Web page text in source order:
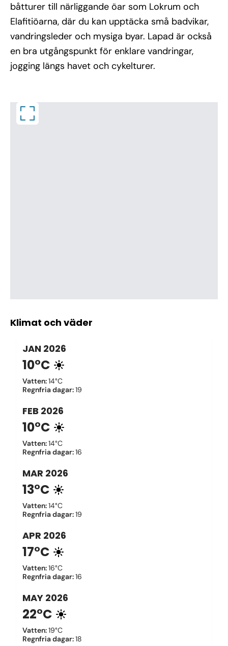
båtturer till närliggande öar som Lokrum och
Elafitiöarna, där du kan upptäcka små badvikar,
vandringsleder och mysiga byar. Lapad är också
en bra utgångspunkt för enklare vandringar,
jogging längs havet och cykelturer.
Klimat och väder
JAN 2026
10°C
Vatten:14°C
Regnfria dagar:19
FEB 2026
10°C
Vatten:14°C
Regnfria dagar:16
MAR 2026
13°C
Vatten:14°C
Regnfria dagar:19
APR 2026
17°C
Vatten:16°C
Regnfria dagar:16
MAY 2026
22°C
Vatten:19°C
Regnfria dagar:18